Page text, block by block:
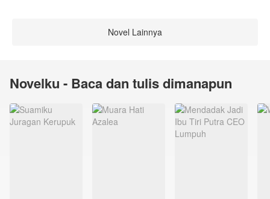
Novel Lainnya
Novelku - Baca dan tulis dimanapun